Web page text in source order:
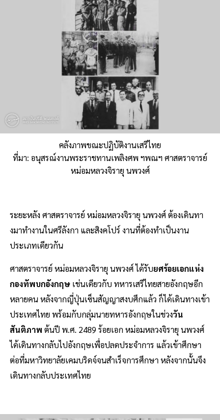
คลังภาพขณะปฏิบัติงานเสรีไทย
ที่มา: อนุสรณ์งานพระราชทานเพลิงศพ ฯพณฯ ศาสตราจารย์
หม่อมหลวงจิรายุ นพวงศ์
ระยะหลัง ศาสตราจารย์ หม่อมหลวงจิรายุ นพวงศ์ ต้องเดินทา
งมาทํางานในศรีลังกา และสิงคโปร์ งานที่ต้องทําเป็นงาน
ประเภทเดียวกัน
ศาสตราจารย์ หม่อมหลวงจิรายุ นพวงศ์ ได้รับยศร้อยเอกแห่ง
กองทัพบกอังกฤษ เช่นเดียวกับ ทหารเสรีไทยสายอังกฤษอีก
หลายคน หลังจากญี่ปุ่นเซ็นสัญญาสงบศึกแล้ว ก็ได้เดินทางเข้า
ประเทศไทย พร้อมกับกลุ่มนายทหารอังกฤษในช่วงวัน
สันติภาพ ต้นปี พ.ศ. 2489 ร้อยเอก หม่อมหลวงจิรายุ นพวงศ์
ได้เดินทางกลับไปอังกฤษเพื่อปลดประจําการ แล้วเข้าศึกษา
ต่อที่มหาวิทยาลัยเคมบริดจ์จนสําเร็จการศึกษา หลังจากนั้นจึง
เดินทางกลับประเทศไทย